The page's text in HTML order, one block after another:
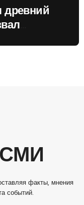
древний
факты, мнения
событий.